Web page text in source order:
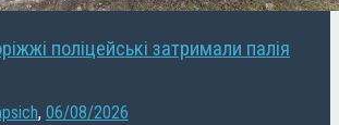
поліцейські затримали палія
, 06/08/2026